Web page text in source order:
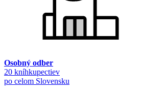
Osobný odber
20 kníhkupectiev
po celom Slovensku